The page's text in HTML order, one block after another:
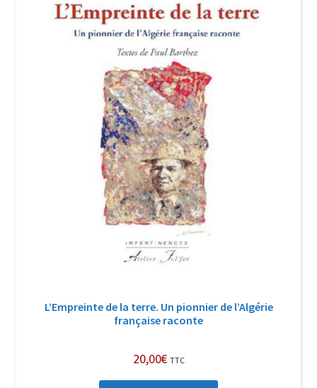
Login Customizer
Politique de confidentialité et cookies
Qui sommes-nous ?
Soutien à Philippe Randa
Suivi de la Commande
L’Empreinte de la terre. Un pionnier de l’Algérie
française raconte
20,00€ TTC